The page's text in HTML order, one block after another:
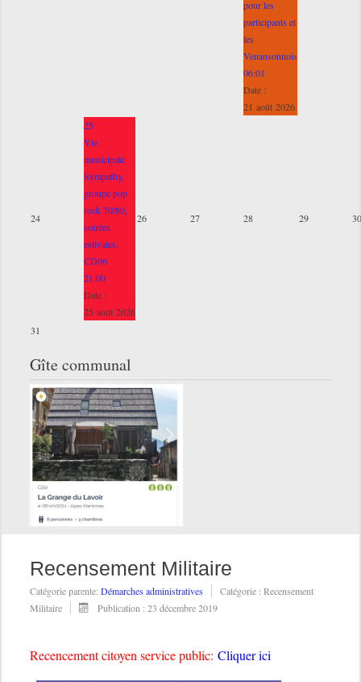
pour les
participants et
les
Venansonnois
06:01
Date :
21 août 2026
24
25
Vie
municipale
Sympathy,
groupe pop
rock 70/80,
soirées
estivales,
CD06
21:00
Date :
25 août 2026
26 27 28 29
31
Gîte communal
Recensement Militaire
Catégorie parente:Démarches administratives Catégorie :Recensement
Militaire
Publication : 23 décembre 2019
Recencement citoyen service public: Cliquer ici